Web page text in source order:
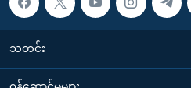
သတင်း